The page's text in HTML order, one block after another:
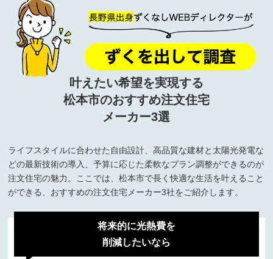
叶えたい希望を実現する
松本市のおすすめ注文住宅
メーカー3選
ライフスタイルに合わせた自由設計、高品質な建材と太陽光発電な
どの最新技術の導入、予算に応じた柔軟なプラン調整ができるのが
注文住宅の魅力。ここでは、松本市で長く快適な生活を叶えること
ができる、おすすめの注文住宅メーカー3社をご紹介します。
将来的に光熱費を
削減したいなら